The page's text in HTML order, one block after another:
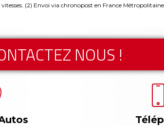
(2) Envoi via chronopost en France
NOUS !